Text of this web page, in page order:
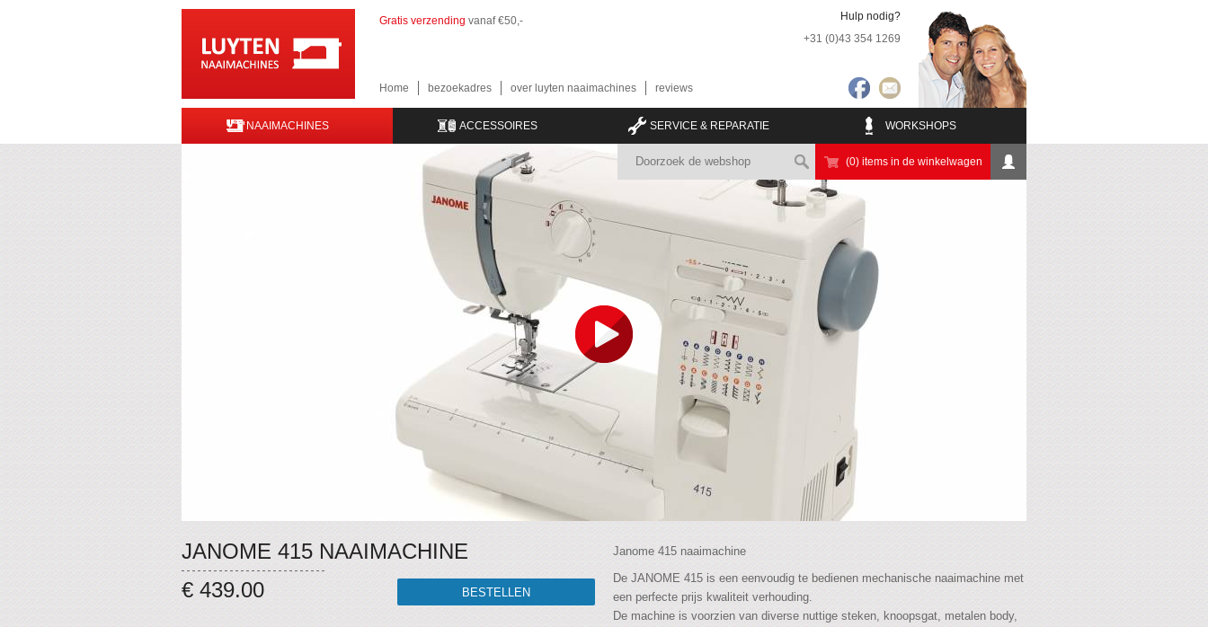
Gratis verzending vanaf €50,-
Home bezoekadres over luyten naaimachines reviews
Hulp nodig?
+31 (0)43 354 1269
NAAIMACHINES ACCESSOIRES SERVICE & REPARATIE WORKSHOPS
(0) items in de winkelwagen
JANOME 415 NAAIMACHINE
€ 439.00
Janome 415 naaimachine
De JANOME 415 is een eenvoudig te bedienen mechanische naaimachine met
een perfecte prijs kwaliteit verhouding.
De machine is voorzien van diverse nuttige steken, knoopsgat, metalen body,